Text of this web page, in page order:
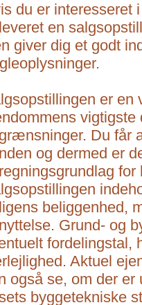
du er interesseret
en
giver dig et godt
er en
vigtigste
Du får
og dermed er
beliggenhed,
Grund- og
fordelingstal,
Aktuel
også se, om der er
byggetekniske